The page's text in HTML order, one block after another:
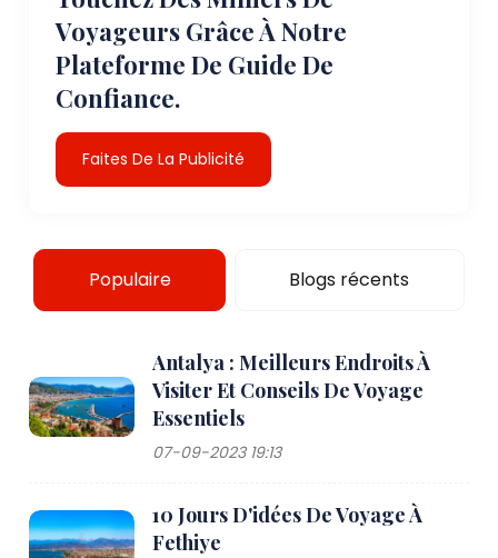
Voyageurs Grâce À Notre
Plateforme De Guide De
Confiance.
Faites De La Publicité
Populaire Blogs récents
Antalya : Meilleurs Endroits À
Visiter Et Conseils De Voyage
Essentiels
07-09-2023 19:13
10 Jours D'idées De Voyage À
Fethiye